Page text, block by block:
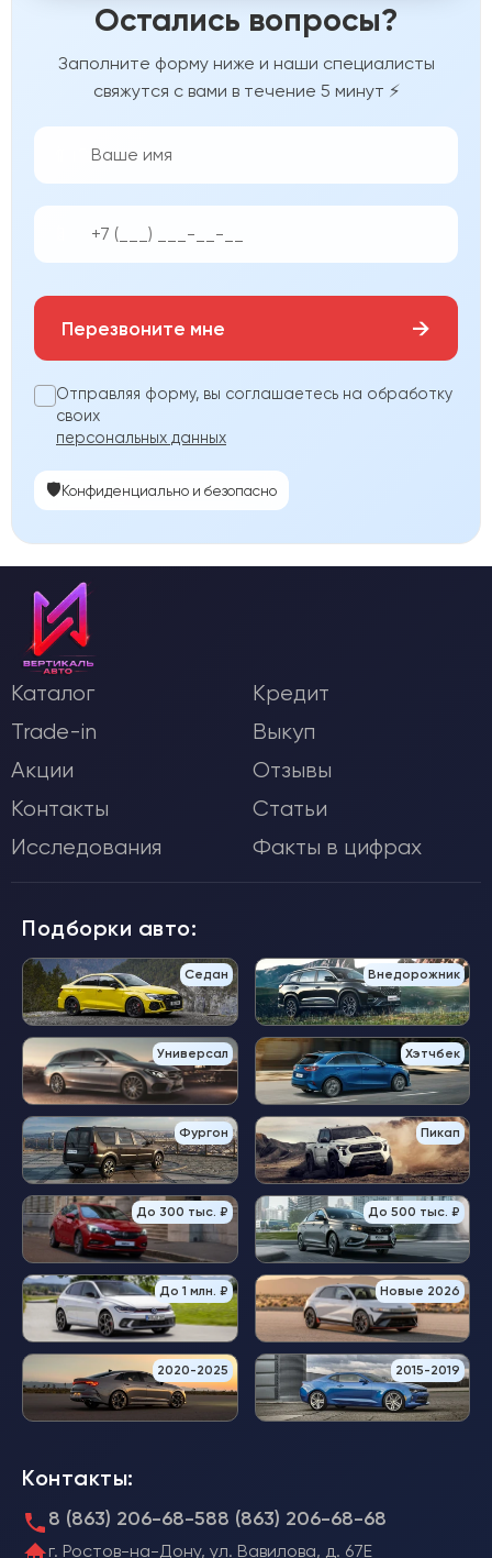
Остались вопросы?
Заполните форму ниже и наши специалисты
свяжутся с вами в течение 5 минут ⚡
Перезвоните мне →
Отправляя форму, вы соглашаетесь на обработку
своих
персональных данных
🛡️Конфиденциально и безопасно
Каталог
Кредит
Trade-in
Выкуп
Акции
Отзывы
Контакты
Статьи
Исследования
Факты в цифрах
Подборки авто:
Седан Внедорожник
Универсал Хэтчбек
Фургон Пикап
До 300 тыс. ₽ До 500 тыс. ₽
До 1 млн. ₽ Новые 2026
2020-2025 2015-2019
Контакты:
8 (863) 206-68-588 (863) 206-68-68
г. Ростов-на-Дону, ул. Вавилова, д. 67Е